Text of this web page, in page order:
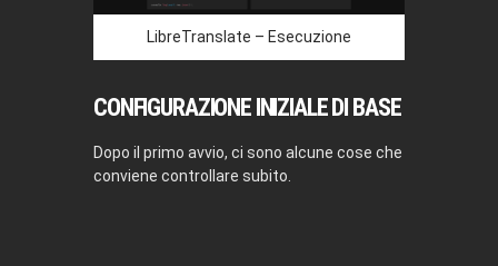
LibreTranslate – Esecuzione
CONFIGURAZIONE INIZIALE DI BASE
Dopo il primo avvio, ci sono alcune cose che
conviene controllare subito.